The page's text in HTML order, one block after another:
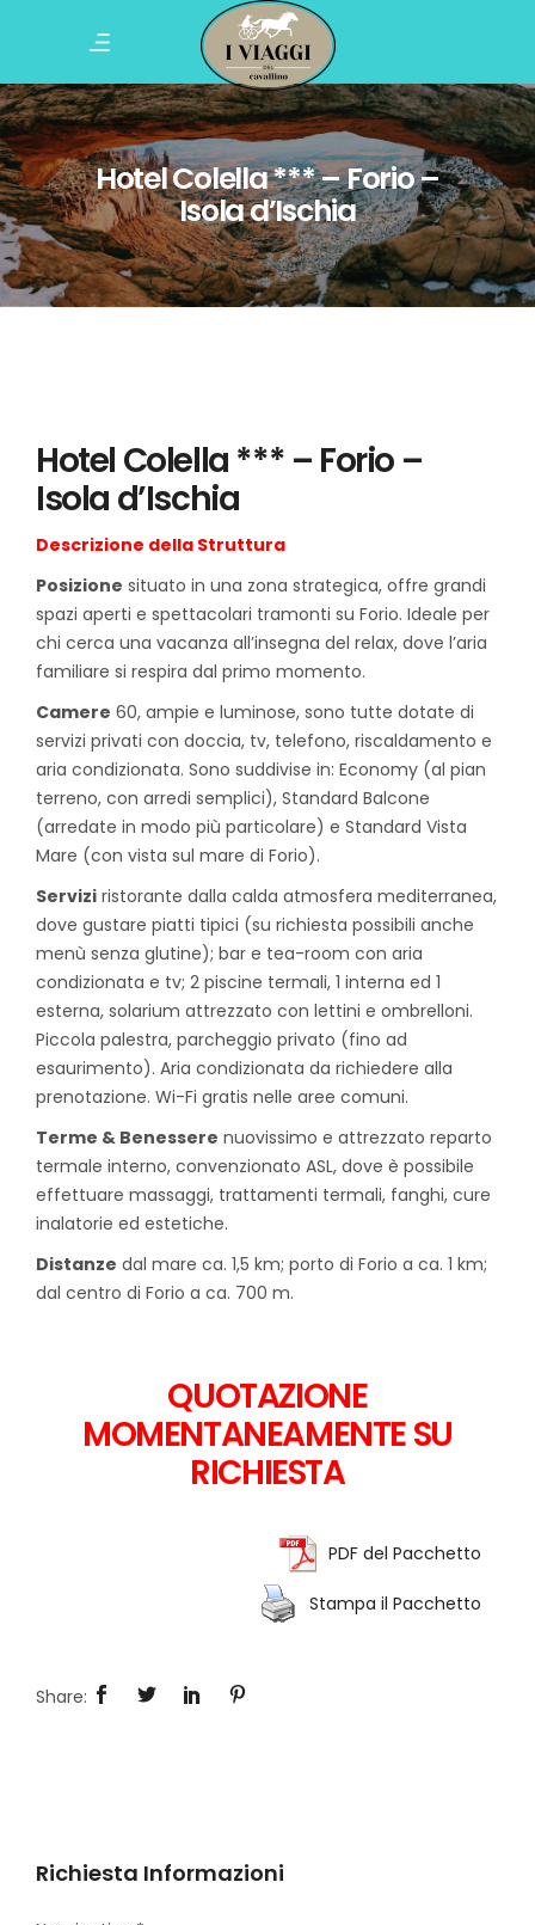
Hotel Colella *** – Forio –
Isola d’Ischia
Hotel Colella *** – Forio –
Isola d’Ischia
Descrizione della Struttura
Posizione situato in una zona strategica, offre grandi
spazi aperti e spettacolari tramonti su Forio. Ideale per
chi cerca una vacanza all’insegna del relax, dove l’aria
familiare si respira dal primo momento.
Camere 60, ampie e luminose, sono tutte dotate di
servizi privati con doccia, tv, telefono, riscaldamento e
aria condizionata. Sono suddivise in: Economy (al pian
terreno, con arredi semplici), Standard Balcone
(arredate in modo più particolare) e Standard Vista
Mare (con vista sul mare di Forio).
Servizi ristorante dalla calda atmosfera mediterranea,
dove gustare piatti tipici (su richiesta possibili anche
menù senza glutine); bar e tea-room con aria
condizionata e tv; 2 piscine termali, 1 interna ed 1
esterna, solarium attrezzato con lettini e ombrelloni.
Piccola palestra, parcheggio privato (fino ad
esaurimento). Aria condizionata da richiedere alla
prenotazione. Wi-Fi gratis nelle aree comuni.
Terme & Benessere nuovissimo e attrezzato reparto
termale interno, convenzionato ASL, dove è possibile
effettuare massaggi, trattamenti termali, fanghi, cure
inalatorie ed estetiche.
Distanze dal mare ca. 1,5 km; porto di Forio a ca. 1 km;
dal centro di Forio a ca. 700 m.
QUOTAZIONE
MOMENTANEAMENTE SU
RICHIESTA
PDF del Pacchetto
Stampa il Pacchetto
Richiesta Informazioni